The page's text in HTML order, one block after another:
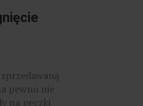
pewno nie
na pęczki